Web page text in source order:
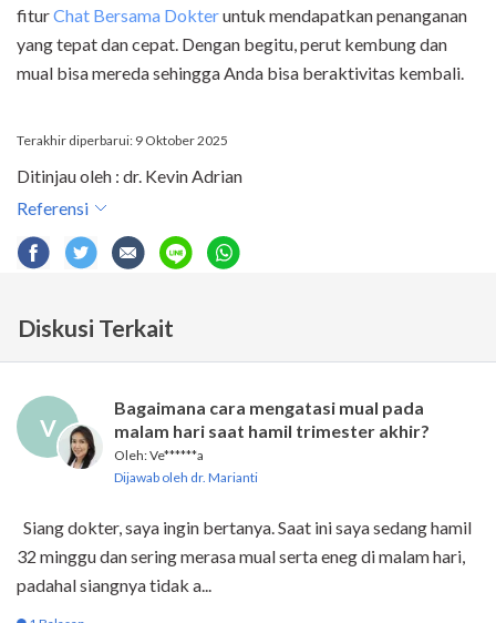
fiturChat Bersama Dokteruntuk mendapatkan penanganan
yang tepat dan cepat. Dengan begitu, perut kembung dan
mual bisa mereda sehingga Anda bisa beraktivitas kembali.
Terakhir diperbarui: 9 Oktober 2025